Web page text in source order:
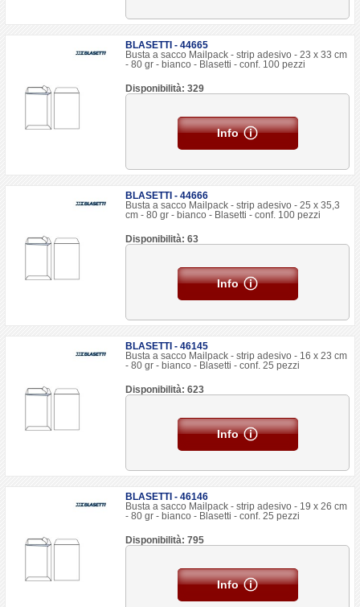
BLASETTI - 44665
Busta a sacco Mailpack - strip adesivo - 23 x 33 cm
- 80 gr - bianco - Blasetti - conf. 100 pezzi
Disponibilità: 329
Info
BLASETTI - 44666
Busta a sacco Mailpack - strip adesivo - 25 x 35,3
cm - 80 gr - bianco - Blasetti - conf. 100 pezzi
Disponibilità: 63
Info
BLASETTI - 46145
Busta a sacco Mailpack - strip adesivo - 16 x 23 cm
- 80 gr - bianco - Blasetti - conf. 25 pezzi
Disponibilità: 623
Info
BLASETTI - 46146
Busta a sacco Mailpack - strip adesivo - 19 x 26 cm
- 80 gr - bianco - Blasetti - conf. 25 pezzi
Disponibilità: 795
Info